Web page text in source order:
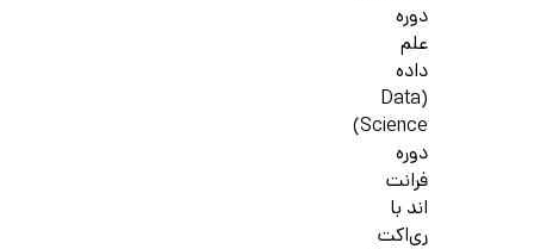
دوره
علم
داده
(Data
Science)
دوره
فرانت
اند با
ری‌اکت